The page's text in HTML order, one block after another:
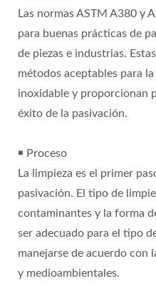
Las normas ASTM A380 y
para buenas prácticas de
de piezas e industrias.
métodos aceptables para
inoxidable y proporcionan
éxito de la pasivación.
￭ Proceso
La limpieza es el primer
pasivación. El tipo de
contaminantes y la forma
ser adecuado para el tipo
manejarse de acuerdo con
y medioambientales.